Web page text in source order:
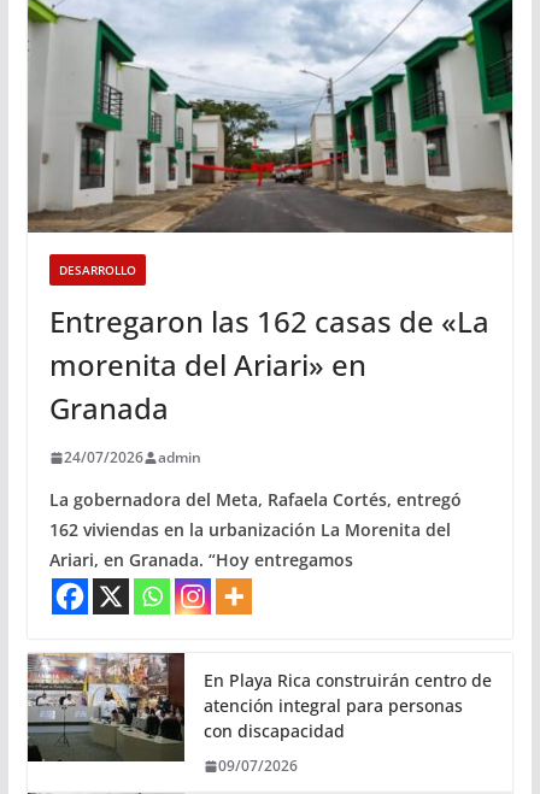
DESARROLLO
Entregaron las 162 casas de «La
morenita del Ariari» en
Granada
24/07/2026 admin
La gobernadora del Meta, Rafaela Cortés, entregó
162 viviendas en la urbanización La Morenita del
Ariari, en Granada. “Hoy entregamos
En Playa Rica construirán centro de
atención integral para personas
con discapacidad
09/07/2026